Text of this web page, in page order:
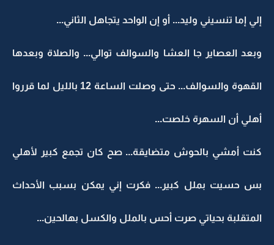
إلي إما تنسيني وليد... أو إن الواحد يتجاهل الثاني...
وبعد العصاير جا العشا والسوالف توالي... والصلاة وبعدها
القهوة والسوالف... حتى وصلت الساعة 12 بالليل لما قرروا
أهلي أن السهرة خلصت...
كنت أمشي بالحوش متضايقة... صح كان تجمع كبير لأهلي
بس حسيت بملل كبير... فكرت إني يمكن بسبب الأحداث
المتقلبة بحياتي صرت أحس بالملل والكسل بهالحين...